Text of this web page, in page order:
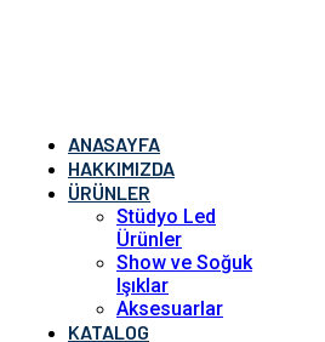
ANASAYFA
HAKKIMIZDA
ÜRÜNLER
Stüdyo Led
Ürünler
Show ve Soğuk
Işıklar
Aksesuarlar
KATALOG